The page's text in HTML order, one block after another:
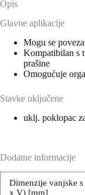
Opis
Glavne aplikacije
Mogu se
Kompatibilan s
prašine
Omogućuje
Stavke uključene
uklj. poklopac
Dodatne informacije
Dimenzije vanjske
x V) [mm]